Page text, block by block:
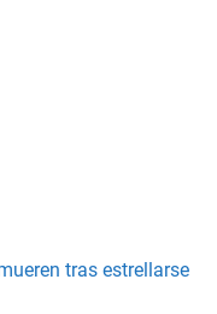
tras estrellarse